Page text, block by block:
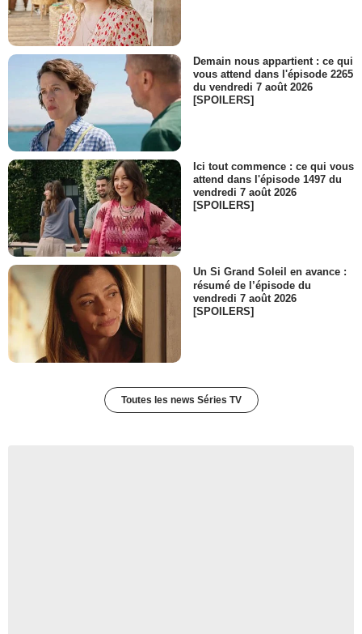
Demain nous appartient : ce qui
vous attend dans l'épisode 2265
du vendredi 7 août 2026
[SPOILERS]
Ici tout commence : ce qui vous
attend dans l'épisode 1497 du
vendredi 7 août 2026
[SPOILERS]
Un Si Grand Soleil en avance :
résumé de l’épisode du
vendredi 7 août 2026
[SPOILERS]
Toutes les news Séries TV